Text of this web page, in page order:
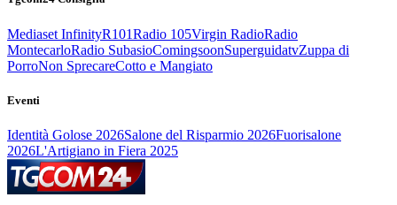
Mediaset InfinityR101Radio 105Virgin RadioRadio
MontecarloRadio SubasioComingsoonSuperguidatvZuppa di
PorroNon SprecareCotto e Mangiato
Eventi
Identità Golose 2026Salone del Risparmio 2026Fuorisalone
2026L'Artigiano in Fiera 2025